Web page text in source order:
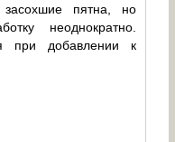
пятна, но
неоднократно.
при добавлении к